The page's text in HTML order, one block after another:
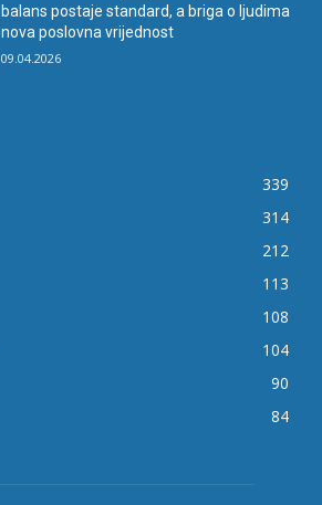
balans postaje standard, a briga o ljudima
nova poslovna vrijednost
09.04.2026
339
314
212
113
108
104
90
84